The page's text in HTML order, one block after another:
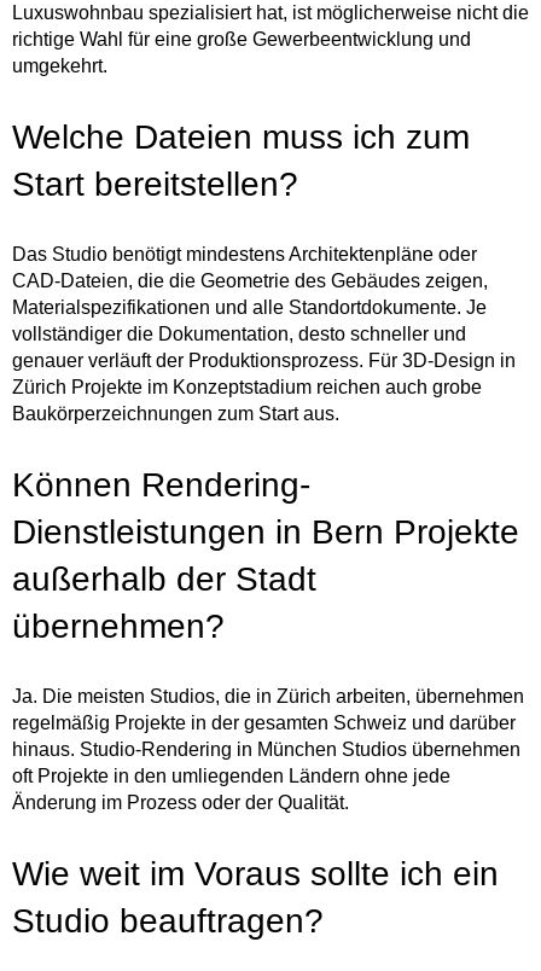
Luxuswohnbau spezialisiert hat, ist möglicherweise nicht die
richtige Wahl für eine große Gewerbeentwicklung und
umgekehrt.
Welche Dateien muss ich zum
Start bereitstellen?
Das Studio benötigt mindestens Architektenpläne oder
CAD-Dateien, die die Geometrie des Gebäudes zeigen,
Materialspezifikationen und alle Standortdokumente. Je
vollständiger die Dokumentation, desto schneller und
genauer verläuft der Produktionsprozess. Für 3D-Design in
Zürich Projekte im Konzeptstadium reichen auch grobe
Baukörperzeichnungen zum Start aus.
Können Rendering-
Dienstleistungen in Bern Projekte
außerhalb der Stadt
übernehmen?
Ja. Die meisten Studios, die in Zürich arbeiten, übernehmen
regelmäßig Projekte in der gesamten Schweiz und darüber
hinaus. Studio-Rendering in München Studios übernehmen
oft Projekte in den umliegenden Ländern ohne jede
Änderung im Prozess oder der Qualität.
Wie weit im Voraus sollte ich ein
Studio beauftragen?